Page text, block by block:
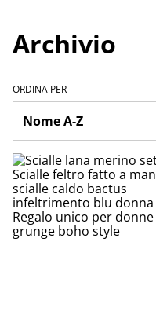
Archivio
ORDINA PER